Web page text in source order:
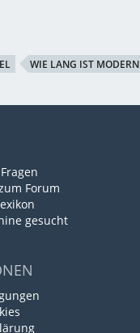
WIE LANG IST MODERN
Forum
gesucht